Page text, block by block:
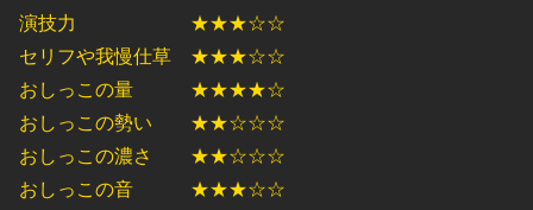
演技力 ★★★☆☆
セリフや我慢仕草 ★★★☆☆
おしっこの量 ★★★★☆
おしっこの勢い ★★☆☆☆
おしっこの濃さ ★★☆☆☆
おしっこの音 ★★★☆☆